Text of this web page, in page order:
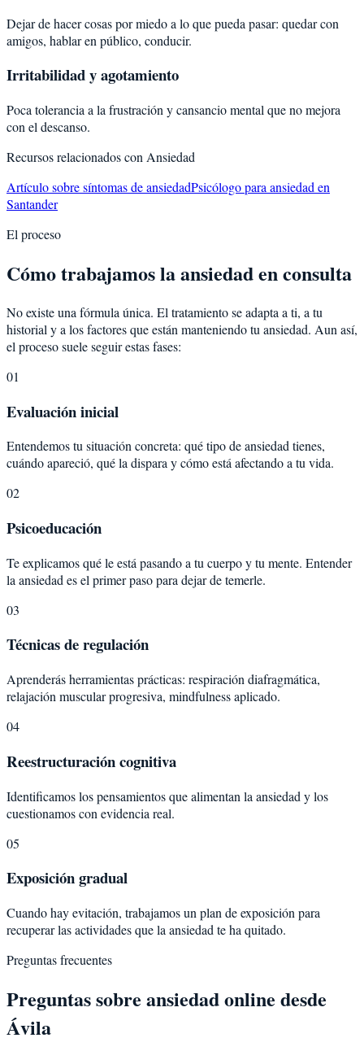
Dejar de hacer cosas por miedo a lo que pueda pasar: quedar con
amigos, hablar en público, conducir.
Irritabilidad y agotamiento
Poca tolerancia a la frustración y cansancio mental que no mejora
con el descanso.
Recursos relacionados con Ansiedad
Artículo sobre síntomas de ansiedadPsicólogo para ansiedad en
Santander
El proceso
Cómo trabajamos la ansiedad en consulta
No existe una fórmula única. El tratamiento se adapta a ti, a tu
historial y a los factores que están manteniendo tu ansiedad. Aun así,
el proceso suele seguir estas fases:
01
Evaluación inicial
Entendemos tu situación concreta: qué tipo de ansiedad tienes,
cuándo apareció, qué la dispara y cómo está afectando a tu vida.
02
Psicoeducación
Te explicamos qué le está pasando a tu cuerpo y tu mente. Entender
la ansiedad es el primer paso para dejar de temerle.
03
Técnicas de regulación
Aprenderás herramientas prácticas: respiración diafragmática,
relajación muscular progresiva, mindfulness aplicado.
04
Reestructuración cognitiva
Identificamos los pensamientos que alimentan la ansiedad y los
cuestionamos con evidencia real.
05
Exposición gradual
Cuando hay evitación, trabajamos un plan de exposición para
recuperar las actividades que la ansiedad te ha quitado.
Preguntas frecuentes
Preguntas sobre ansiedadonline desde
Ávila